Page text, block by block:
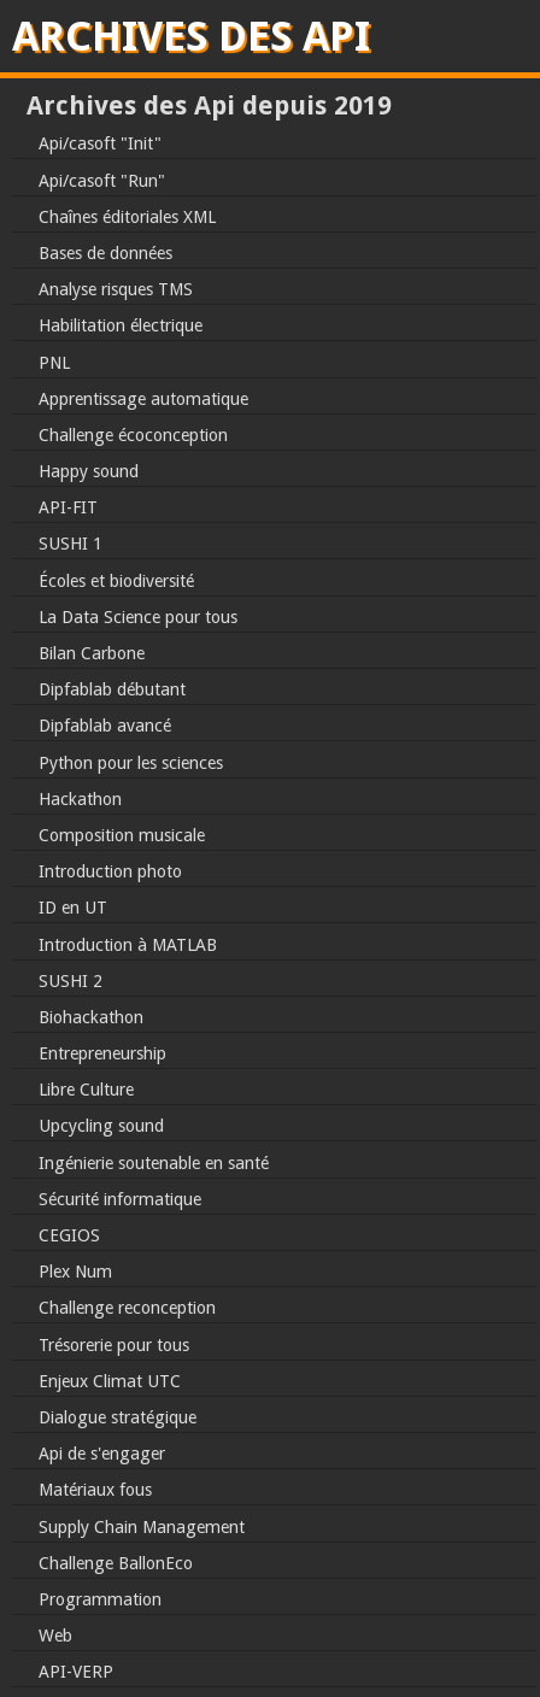
ARCHIVES DES API
Archives des Api depuis 2019
Api/casoft "Init"
Api/casoft "Run"
Chaînes éditoriales XML
Bases de données
Analyse risques TMS
Habilitation électrique
PNL
Apprentissage automatique
Challenge écoconception
Happy sound
API-FIT
SUSHI 1
Écoles et biodiversité
La Data Science pour tous
Bilan Carbone
Dipfablab débutant
Dipfablab avancé
Python pour les sciences
Hackathon
Composition musicale
Introduction photo
ID en UT
Introduction à MATLAB
SUSHI 2
Biohackathon
Entrepreneurship
Libre Culture
Upcycling sound
Ingénierie soutenable en santé
Sécurité informatique
CEGIOS
Plex Num
Challenge reconception
Trésorerie pour tous
Enjeux Climat UTC
Dialogue stratégique
Api de s'engager
Matériaux fous
Supply Chain Management
Challenge BallonEco
Programmation
Web
API-VERP